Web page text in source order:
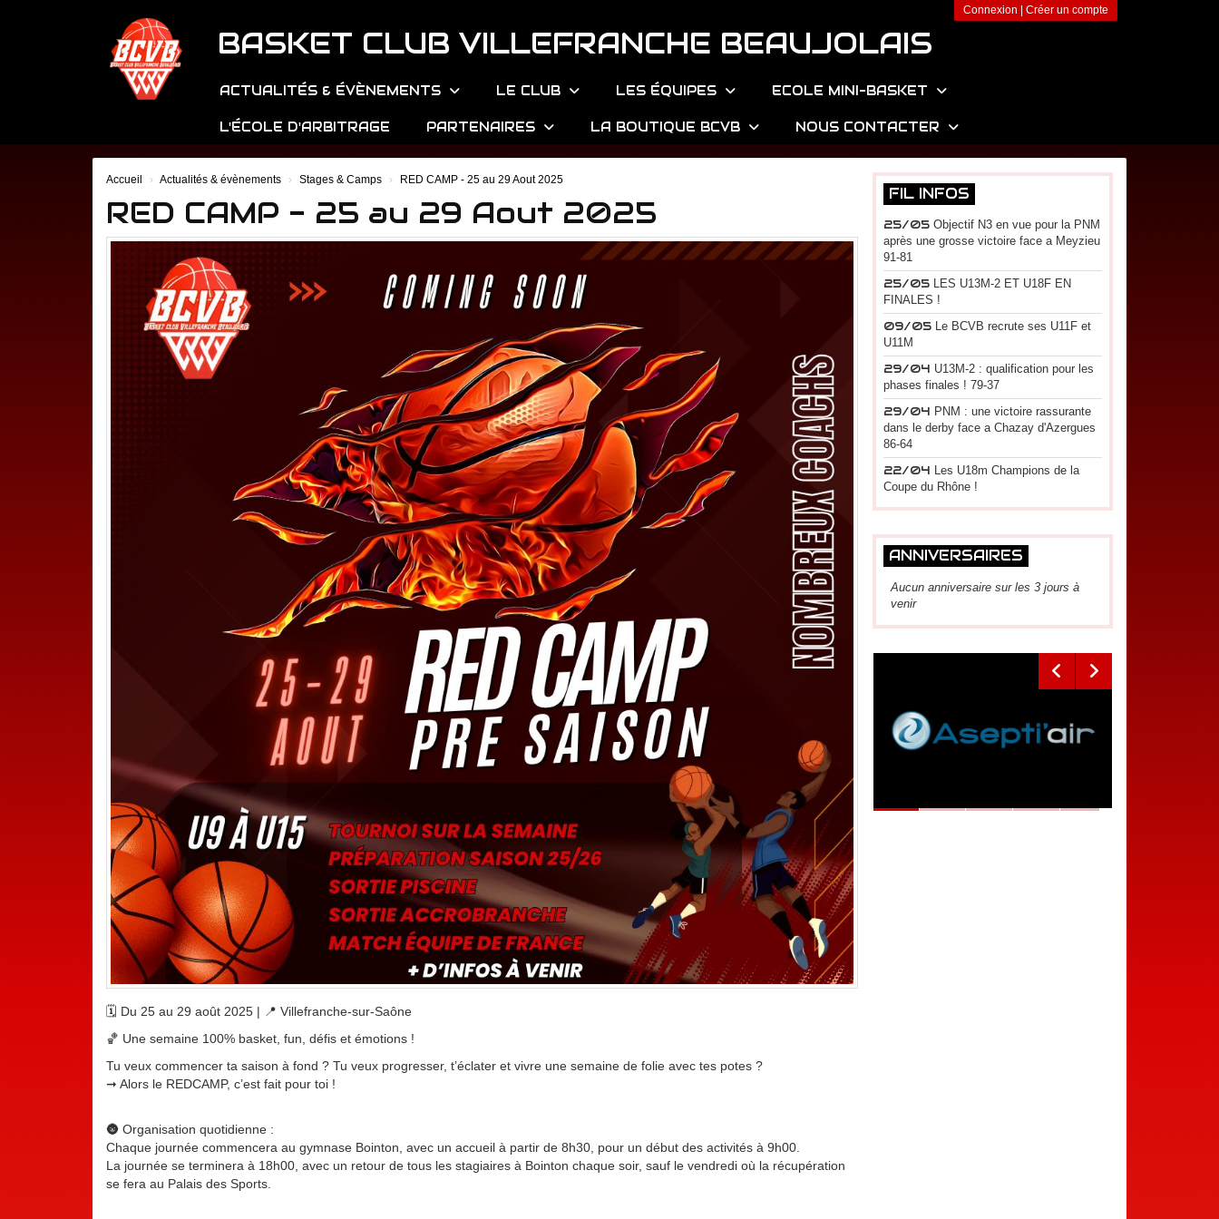
Connexion Créer un compte
BASKET CLUB VILLEFRANCHE BEAUJOLAIS
ACTUALITÉS & ÉVÈNEMENTS LE CLUB LES ÉQUIPES ECOLE MINI-BASKET
L'ÉCOLE D'ARBITRAGE PARTENAIRES LA BOUTIQUE BCVB NOUS CONTACTER
Accueil Actualités & évènements Stages & Camps RED CAMP - 25 au 29 Aout 2025
RED CAMP - 25 au 29 Aout 2025
🗓️ Du 25 au 29 août 2025 | 📍 Villefranche-sur-Saône
🏀 Une semaine 100% basket, fun, défis et émotions !
Tu veux commencer ta saison à fond ? Tu veux progresser, t’éclater et vivre une semaine de folie avec tes potes ?
➞ Alors le REDCAMP, c’est fait pour toi !
🌚 Organisation quotidienne :
Chaque journée commencera au gymnase Bointon, avec un accueil à partir de 8h30, pour un début des activités à 9h00.
La journée se terminera à 18h00, avec un retour de tous les stagiaires à Bointon chaque soir, sauf le vendredi où la récupération
se fera au Palais des Sports.
FIL INFOS
25/05 Objectif N3 en vue pour la PNM
après une grosse victoire face a Meyzieu
91-81
25/05 LES U13M-2 ET U18F EN
FINALES !
09/05 Le BCVB recrute ses U11F et
U11M
29/04 U13M-2 : qualification pour les
phases finales ! 79-37
29/04 PNM : une victoire rassurante
dans le derby face a Chazay d'Azergues
86-64
22/04 Les U18m Champions de la
Coupe du Rhône !
ANNIVERSAIRES
Aucun anniversaire sur les 3 jours à
venir